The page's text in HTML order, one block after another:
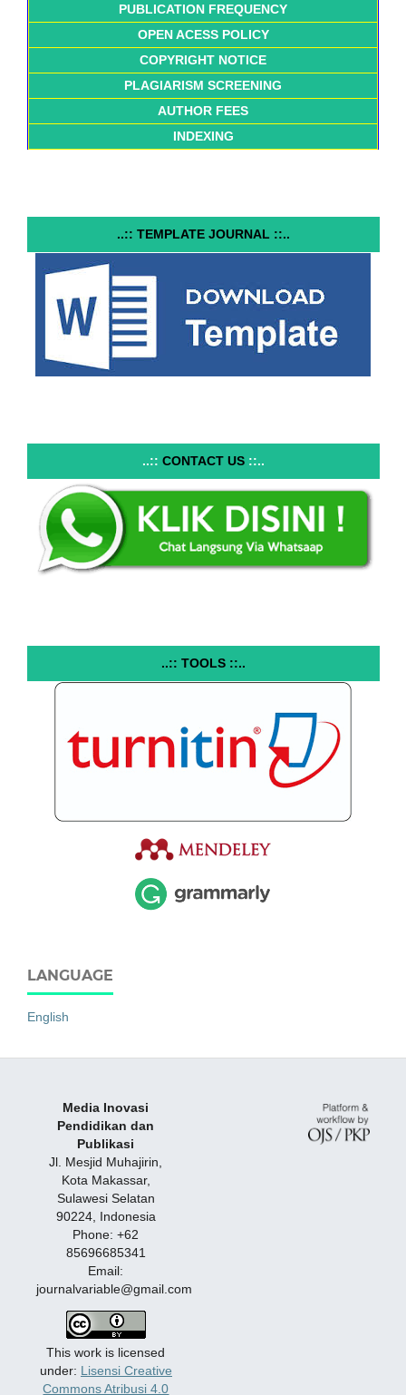
PUBLICATION FREQUENCY
OPEN ACESS POLICY
COPYRIGHT NOTICE
PLAGIARISM SCREENING
AUTHOR FEES
INDEXING
..:: TEMPLATE JOURNAL ::..
..:: CONTACT US ::..
..:: TOOLS ::..
LANGUAGE
English
Media Inovasi
Pendidikan dan
Publikasi
Jl. Mesjid Muhajirin,
Kota Makassar,
Sulawesi Selatan
90224, Indonesia
Phone: +62
85696685341
Email:
journalvariable@gmail.com
This work is licensed
under: Lisensi Creative
Commons Atribusi 4.0